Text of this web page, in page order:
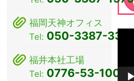
福岡天神オフィス
Tel: 050-3387-3381
福井本社工場
Tel: 0776-53-1000
動
レ
ー